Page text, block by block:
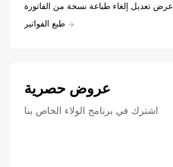
عرض تعديل إلغاء طباعة نسخة من الفاتورة
طبع الفواتير
عروض حصرية
اشترك في برنامج الولاء الخاص بنا